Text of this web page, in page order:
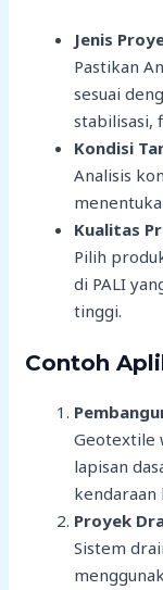
Jenis
Pastikan
sesuai
stabilisasi,
Kondisi
Analisis
Kualitas
Pilih
di PALI
tinggi.
Contoh
Geotextile
lapisan
kendaraan
Proyek
Sistem